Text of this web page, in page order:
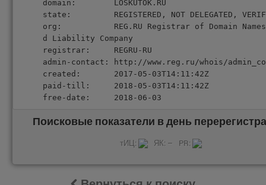
domain:        LOSKUTOK.RU
state:         REGISTERED, NOT DELEGATED,
org:           REG.RU Registrar of Domain
d Liability Company
registrar:     REGRU-RU
admin-contact: http://www.reg.ru/whois/
created:       2017-05-03T14:11:42Z
paid-till:     2018-05-03T14:11:42Z
free-date:     2018-06-03
Поисковые показатели в день
тИЦ: ЯК: – PR: